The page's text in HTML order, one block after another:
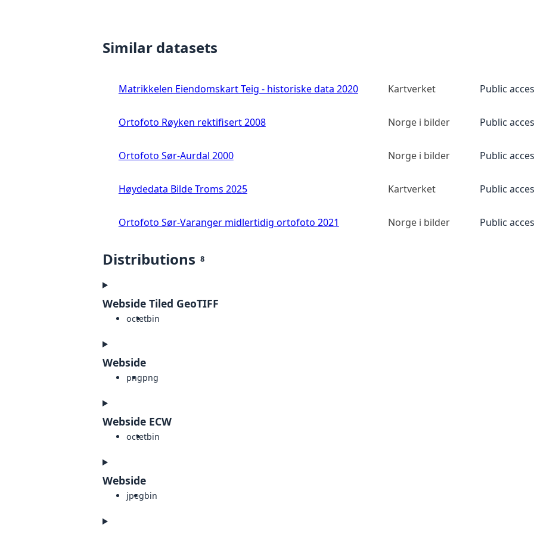
Similar datasets
Matrikkelen Eiendomskart Teig - historiske data 2020 Kartverket Public
Ortofoto Røyken rektifisert 2008 Norge i bilder Public
Ortofoto Sør-Aurdal 2000 Norge i bilder Public
Høydedata Bilde Troms 2025 Kartverket Public
Ortofoto Sør-Varanger midlertidig ortofoto 2021 Norge i bilder Public
Distributions 8
Webside Tiled GeoTIFF
octetbin
Webside
pngpng
Webside ECW
octetbin
Webside
jpegbin